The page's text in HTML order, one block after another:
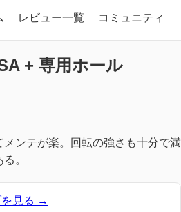
レビュー一覧 コミュニティ
+ 専用ホール
ンテが楽。回転の強さも十分で満
。
を見る →